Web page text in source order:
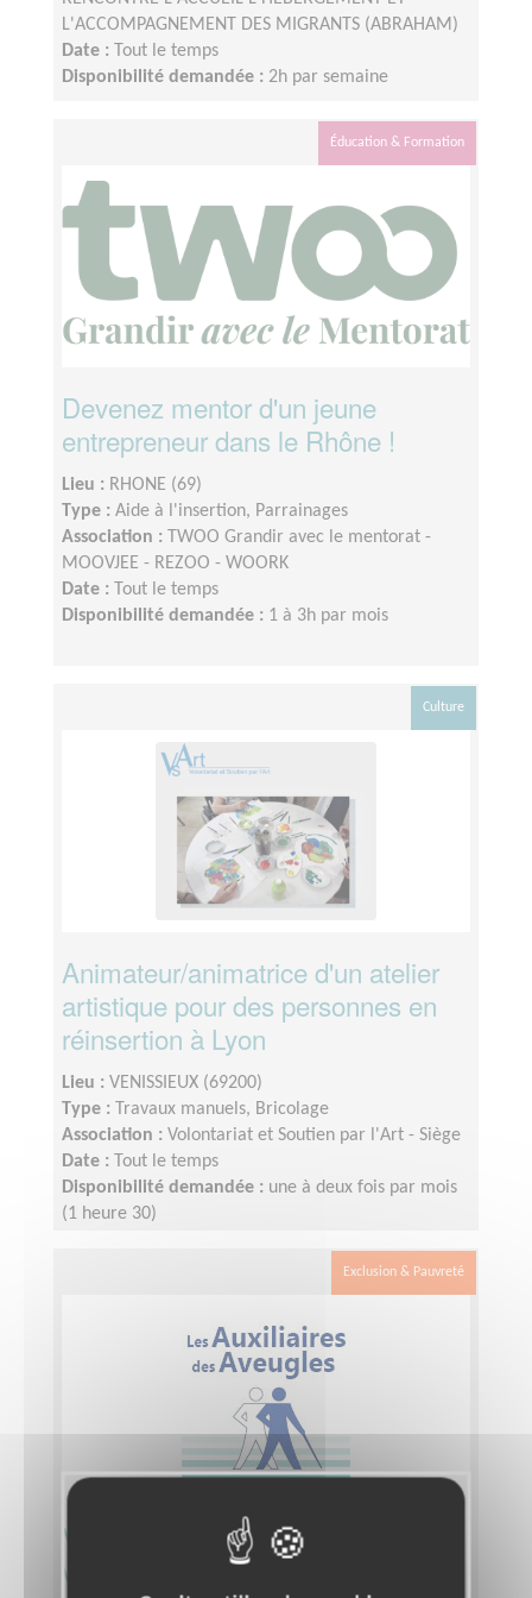
L'ACCOMPAGNEMENT DES MIGRANTS (ABRAHAM)
Date :
Tout le temps
Disponibilité demandée : 2h par semaine
Éducation & Formation
Devenez mentor d'un jeune
entrepreneur dans le Rhône !
Lieu : RHONE (69)
Type : Aide à l'insertion, Parrainages
Association :
TWOO Grandir avec le mentorat -
MOOVJEE - REZOO - WOORK
Date :
Tout le temps
Disponibilité demandée : 1 à 3h par mois
Culture
Animateur/animatrice d'un atelier
artistique pour des personnes en
réinsertion à Lyon
Lieu : VENISSIEUX (69200)
Type :
Travaux manuels, Bricolage
Association : Volontariat et Soutien par l'Art - Siège
Date :
Tout le temps
Disponibilité demandée : une à deux fois par mois
(1 heure 30)
Exclusion & Pauvreté
Visite à domicile de déficients
visuels 69